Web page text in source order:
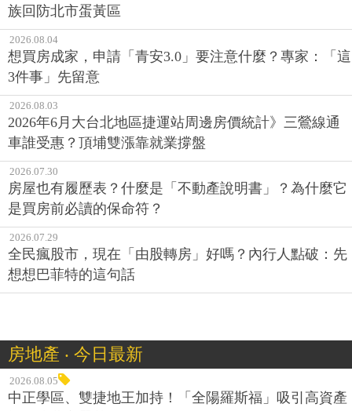
族回防北市蛋黃區
2026.08.04
想買房成家，申請「青安3.0」要注意什麼？專家：「這
3件事」先留意
2026.08.03
2026年6月大台北地區捷運站周邊房價統計》三鶯線通
車誰受惠？頂埔雙漲靠就業撐盤
2026.07.30
房屋也有履歷表？什麼是「不動產說明書」？為什麼它
是買房前必讀的保命符？
2026.07.29
全民瘋股市，現在「由股轉房」好嗎？內行人點破：先
想想巴菲特的這句話
房地產 ‧ 今日最新
2026.08.05
中正學區、雙捷地王加持！「全陽羅斯福」吸引高資產